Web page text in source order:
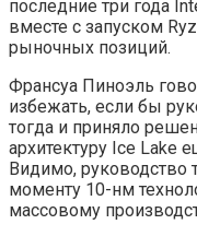
последние три года
вместе с запуском
рыночных позиций.
Франсуа Пиноэль
избежать, если бы
тогда и приняло
архитектуру Ice Lake
Видимо, руководство
моменту 10-нм
массовому